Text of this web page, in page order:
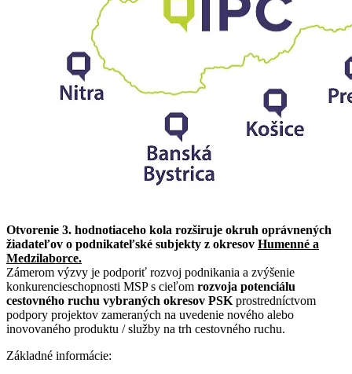
Otvorenie 3. hodnotiaceho kola rozširuje okruh oprávnených
žiadateľov o podnikateľské subjekty z okresov Humenné a
Medzilaborce.
Zámerom výzvy je podporiť rozvoj podnikania a zvýšenie
konkurencieschopnosti MSP s cieľom rozvoja potenciálu
cestovného ruchu vybraných okresov PSK prostredníctvom
podpory projektov zameraných na uvedenie nového alebo
inovovaného produktu / služby na trh cestovného ruchu.
Základné informácie: